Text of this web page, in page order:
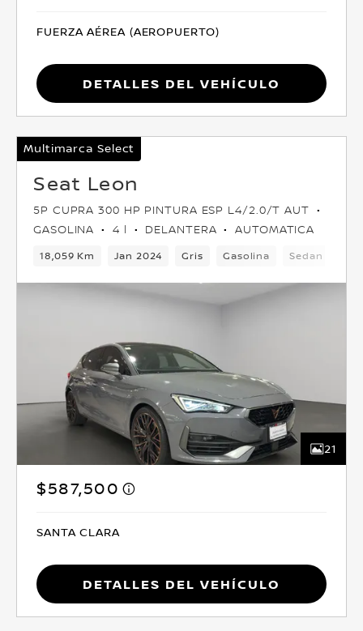
FUERZA AÉREA (AEROPUERTO)
Detalles del vehículo
Multimarca Select
Seat Leon
5P CUPRA 300 HP PINTURA ESP L4/2.0/T AUT
GASOLINA
4 l DELANTERA AUTOMATICA
18,059 Km Jan 2024 Gris Gasolina Sedan
21
$587,500
SANTA CLARA
Detalles del vehículo